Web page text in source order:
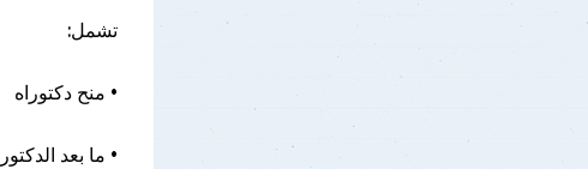
تشمل:
• منح دكتوراه
• ما بعد